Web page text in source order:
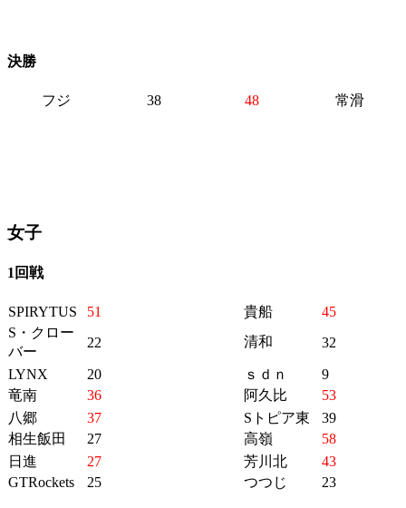
決勝
フジ 38 48 常滑
女子
1回戦
SPIRYTUS 51 貴船
45
S・クロー
バー
22 清和 32
LYNX 20 ｓｄｎ
9
竜南
36 阿久比
53
八郷
37 Sトピア東
39
相生飯田
27 高嶺
58
日進
27 芳川北
43
GTRockets
25 つつじ 23